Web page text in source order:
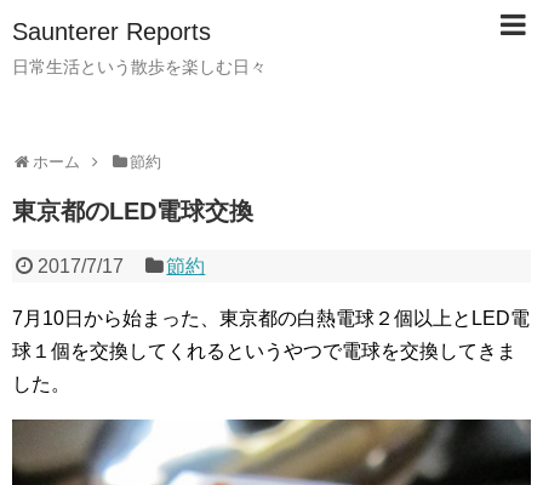
Saunterer Reports
日常生活という散歩を楽しむ日々
ホーム 節約
東京都のLED電球交換
2017/7/17 節約
7月10日から始まった、東京都の白熱電球２個以上とLED電
球１個を交換してくれるというやつで電球を交換してきま
した。